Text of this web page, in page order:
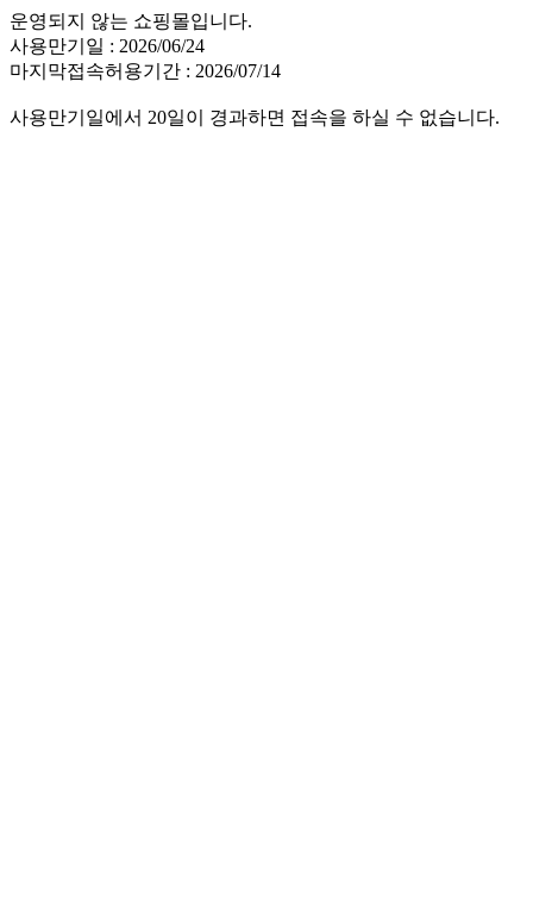
운영되지 않는 쇼핑몰입니다.
사용만기일 : 2026/06/24
마지막접속허용기간 : 2026/07/14
사용만기일에서 20일이 경과하면 접속을 하실 수 없습니다.